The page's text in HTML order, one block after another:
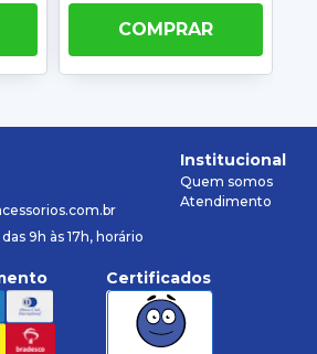
COMPRAR
9h às 17h, horário
Institucional
Quem somos
Atendimento
Certificados